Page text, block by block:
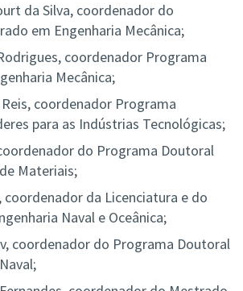
da Silva, coordenador do
em Engenharia Mecânica;
coordenador Programa
Mecânica;
coordenador Programa
para as Indústrias Tecnológicas;
do Programa Doutoral
Materiais;
coordenador da Licenciatura e do
Naval e Oceânica;
coordenador do Programa Doutoral